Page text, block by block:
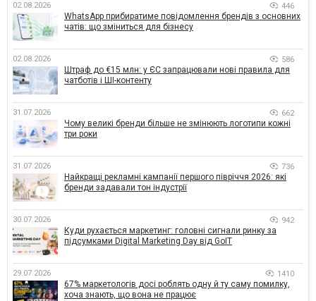
02.08.2026 446
WhatsApp прибиратиме повідомлення брендів з основних
чатів: що зміниться для бізнесу
02.08.2026 586
Штраф до €15 млн: у ЄС запрацювали нові правила для
чатботів і ШІ-контенту
31.07.2026 662
Чому великі бренди більше не змінюють логотипи кожні
три роки
31.07.2026 736
Найкращі рекламні кампанії першого півріччя 2026: які
бренди задавали тон індустрії
30.07.2026 942
Куди рухається маркетинг: головні сигнали ринку за
підсумками Digital Marketing Day від GoIT
29.07.2026 1410
67% маркетологів досі роблять одну й ту саму помилку,
хоча знають, що вона не працює